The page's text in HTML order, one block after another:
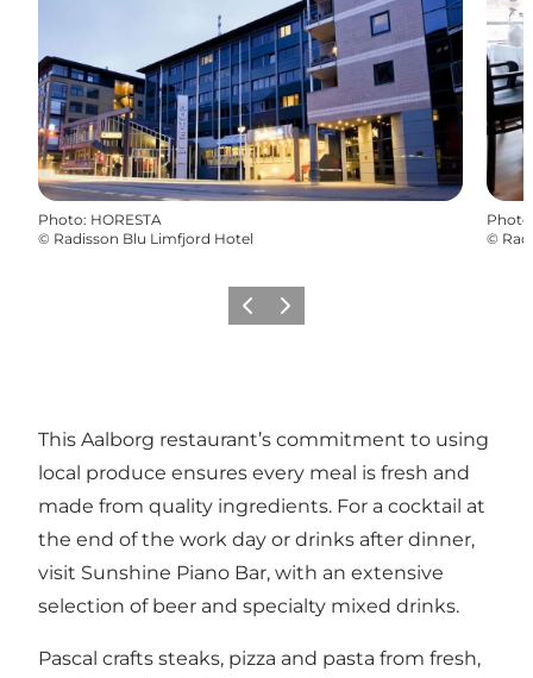
Photo: HORESTA
© Radisson Blu Limfjord Hotel
Photo
©
PrécédentSuivant
This Aalborg restaurant’s commitment to using
local produce ensures every meal is fresh and
made from quality ingredients. For a cocktail at
the end of the work day or drinks after dinner,
visit Sunshine Piano Bar, with an extensive
selection of beer and specialty mixed drinks.
Pascal crafts steaks, pizza and pasta from fresh,